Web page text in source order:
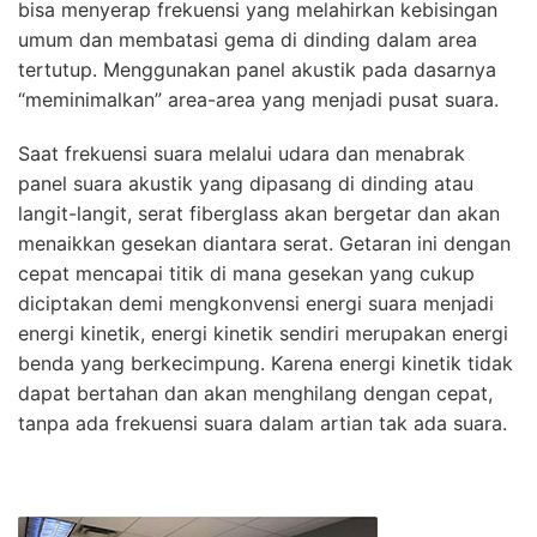
bisa menyerap frekuensi yang melahirkan kebisingan
umum dan membatasi gema di dinding dalam area
tertutup. Menggunakan panel akustik pada dasarnya
“meminimalkan” area-area yang menjadi pusat suara.
Saat frekuensi suara melalui udara dan menabrak
panel suara akustik yang dipasang di dinding atau
langit-langit, serat fiberglass akan bergetar dan akan
menaikkan gesekan diantara serat. Getaran ini dengan
cepat mencapai titik di mana gesekan yang cukup
diciptakan demi mengkonvensi energi suara menjadi
energi kinetik, energi kinetik sendiri merupakan energi
benda yang berkecimpung. Karena energi kinetik tidak
dapat bertahan dan akan menghilang dengan cepat,
tanpa ada frekuensi suara dalam artian tak ada suara.